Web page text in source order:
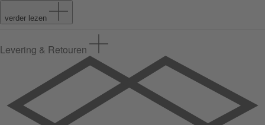
verder lezen
Levering & Retouren